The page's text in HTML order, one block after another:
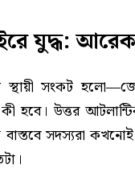
যুদ্ধ: আরেক
স্থায়ী সংকট
হবে। উত্তর
বাস্তবে সদস্যরা